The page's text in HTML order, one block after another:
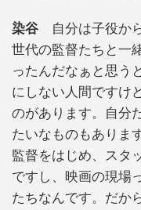
染谷 自分は子役か
世代の監督たちと一
ったんだなぁと思う
にしない人間ですけ
のがあります。自分
たいなものもありま
監督をはじめ、スタ
ですし、映画の現場
たちなんです。だか